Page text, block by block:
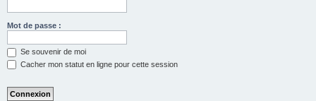
Mot de passe :
Se souvenir de moi
Cacher mon statut en ligne pour cette session